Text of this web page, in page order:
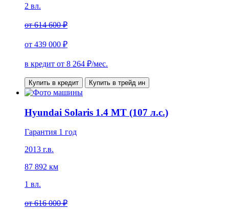
2 вл.
от614 600 ₽
от 439 000 ₽
в кредит от 8 264 ₽/мес.
Купить в кредит Купить в трейд ин
Hyundai Solaris 1.4 MT (107 л.с.)
Гарантия 1 год
2013 г.в.
87 892 км
1 вл.
от616 000 ₽